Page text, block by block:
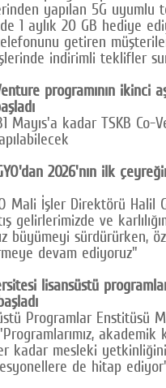
yapılan 5G uyumlu
1 aylık 20 GB hediye
getiren
indirimli teklifler
programının ikinci
Mayıs'a kadar TSKB Co-
2026'nın ilk
Mali İşler Direktörü Halil
gelirlerimizde ve
büyümeyi sürdürürken,
devam ediyoruz"
lisansüstü
Programlar Enstitüsü
akademik
kadar mesleki
de hitap